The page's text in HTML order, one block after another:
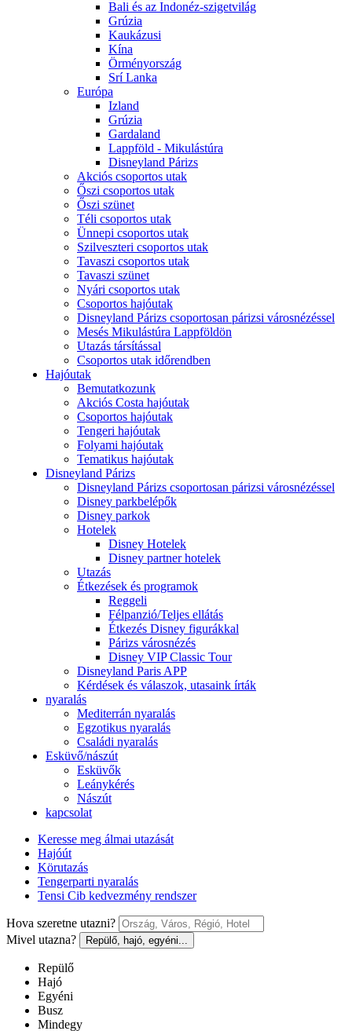
Bali és az Indonéz-szigetvilág
Grúzia
Kaukázusi
Kína
Örményország
Srí Lanka
Európa
Izland
Grúzia
Gardaland
Lappföld - Mikulástúra
Disneyland Párizs
Akciós csoportos utak
Őszi csoportos utak
Őszi szünet
Téli csoportos utak
Ünnepi csoportos utak
Szilveszteri csoportos utak
Tavaszi csoportos utak
Tavaszi szünet
Nyári csoportos utak
Csoportos hajóutak
Disneyland Párizs csoportosan párizsi városnézéssel
Mesés Mikulástúra Lappföldön
Utazás társítással
Csoportos utak időrendben
Hajóutak
Bemutatkozunk
Akciós Costa hajóutak
Csoportos hajóutak
Tengeri hajóutak
Folyami hajóutak
Tematikus hajóutak
Disneyland Párizs
Disneyland Párizs csoportosan párizsi városnézéssel
Disney parkbelépők
Disney parkok
Hotelek
Disney Hotelek
Disney partner hotelek
Utazás
Étkezések és programok
Reggeli
Félpanzió/Teljes ellátás
Étkezés Disney figurákkal
Párizs városnézés
Disney VIP Classic Tour
Disneyland Paris APP
Kérdések és válaszok, utasaink írták
nyaralás
Mediterrán nyaralás
Egzotikus nyaralás
Családi nyaralás
Esküvő/nászút
Esküvők
Leánykérés
Nászút
kapcsolat
Keresse meg álmai utazását
Hajóút
Körutazás
Tengerparti nyaralás
Tensi Cib kedvezmény rendszer
Hova szeretne utazni?
Mivel utazna?
Repülő, hajó, egyéni...
Repülő
Hajó
Egyéni
Busz
Mindegy